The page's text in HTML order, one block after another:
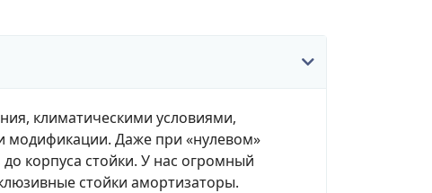
климатическими условиями,
модификации. Даже при «нулевом»
корпуса стойки. У нас огромный
стойки амортизаторы.